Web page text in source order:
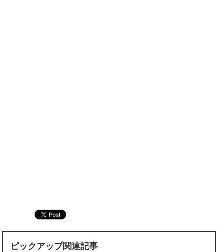
ピックアップ関連記事